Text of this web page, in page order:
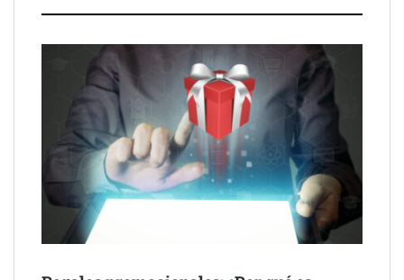
Schaeffler mejora su rentabilidad en el primer semestre de 2026
NOVA: innovación y diseño que transforman espacios de la
mano de Tormo Franquicias